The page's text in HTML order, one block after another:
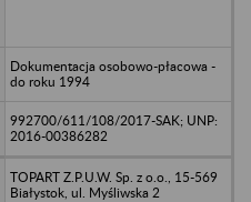
Dokumentacja osobowo-płacowa -
do roku 1994
992700/611/108/2017-SAK; UNP:
2016-00386282
TOPART Z.P.U.W. Sp. z o.o., 15-569
Białystok, ul. Myśliwska 2